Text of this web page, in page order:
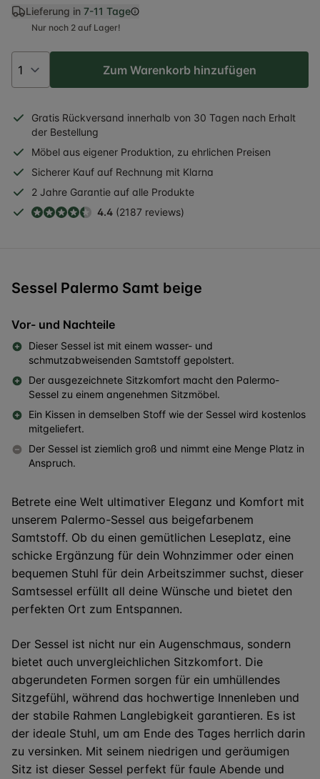
Lieferung in 7-11 Tage
Nur noch 2 auf Lager!
Zum Warenkorb hinzufügen
Gratis Rückversand innerhalb von 30 Tagen nach Erhalt
der Bestellung
Möbel aus eigener Produktion, zu ehrlichen Preisen
Sicherer Kauf auf Rechnung mit Klarna
2 Jahre Garantie auf alle Produkte
4.4 (2187 reviews)
Sessel Palermo Samt beige
Vor- und Nachteile
Dieser Sessel ist mit einem wasser- und
schmutzabweisenden Samtstoff gepolstert.
Der ausgezeichnete Sitzkomfort macht den Palermo-
Sessel zu einem angenehmen Sitzmöbel.
Ein Kissen in demselben Stoff wie der Sessel wird kostenlos
mitgeliefert.
Der Sessel ist ziemlich groß und nimmt eine Menge Platz in
Anspruch.
Betrete eine Welt ultimativer Eleganz und Komfort mit
unserem Palermo-Sessel aus beigefarbenem
Samtstoff. Ob du einen gemütlichen Leseplatz, eine
schicke Ergänzung für dein Wohnzimmer oder einen
bequemen Stuhl für dein Arbeitszimmer suchst, dieser
Samtsessel erfüllt all deine Wünsche und bietet den
perfekten Ort zum Entspannen.
Der Sessel ist nicht nur ein Augenschmaus, sondern
bietet auch unvergleichlichen Sitzkomfort. Die
abgerundeten Formen sorgen für ein umhüllendes
Sitzgefühl, während das hochwertige Innenleben und
der stabile Rahmen Langlebigkeit garantieren. Es ist
der ideale Stuhl, um am Ende des Tages herrlich darin
zu versinken. Mit seinem niedrigen und geräumigen
Sitz ist dieser Sessel perfekt für faule Abende und